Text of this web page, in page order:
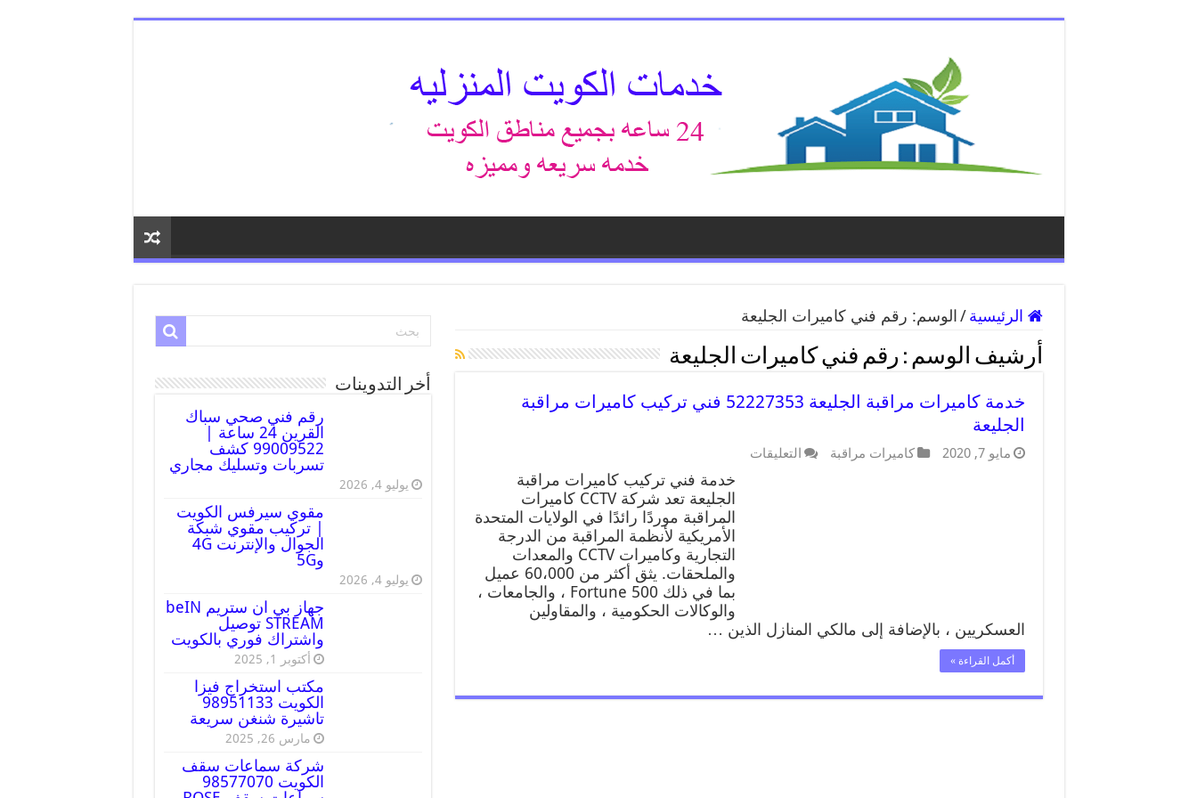
الرئيسية / الوسم: رقم فني كاميرات الجليعة
أرشيف الوسم : رقم فني كاميرات الجليعة
خدمة كاميرات مراقبة الجليعة 52227353 فني تركيب كاميرات مراقبة
الجليعة
مايو 7, 2020 كاميرات مراقبة التعليقات
خدمة فني تركيب كاميرات مراقبة
الجليعة تعد شركة CCTV كاميرات
المراقبة موردًا رائدًا في الولايات المتحدة
الأمريكية لأنظمة المراقبة من الدرجة
التجارية وكاميرات CCTV والمعدات
والملحقات. يثق أكثر من 60،000 عميل
بما في ذلك Fortune 500 ، والجامعات ،
والوكالات الحكومية ، والمقاولين
العسكريين ، بالإضافة إلى مالكي المنازل الذين …
أكمل القراءة »
أخر التدوينات
رقم فني صحي سباك
القرين 24 ساعة |
99009522 كشف
تسربات وتسليك مجاري
يوليو 4, 2026
مقوي سيرفس الكويت
| تركيب مقوي شبكة
الجوال والإنترنت 4G
و5G
يوليو 4, 2026
جهاز بي ان ستريم beIN
STREAM توصيل
واشتراك فوري بالكويت
أكتوبر 1, 2025
مكتب استخراج فيزا
الكويت 98951133
تاشيرة شنغن سريعة
مارس 26, 2025
شركة سماعات سقف
الكويت 98577070